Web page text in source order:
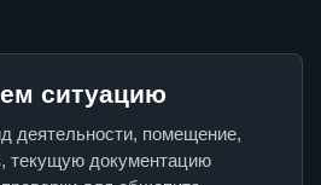
ситуацию
деятельности, помещение,
текущую документацию